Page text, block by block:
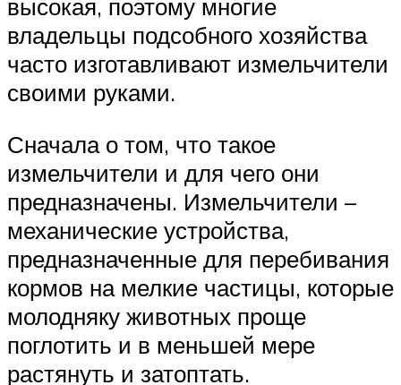
высокая, поэтому многие
владельцы подсобного хозяйства
часто изготавливают измельчители
своими руками.
Сначала о том, что такое
измельчители и для чего они
предназначены. Измельчители –
механические устройства,
предназначенные для перебивания
кормов на мелкие частицы, которые
молодняку животных проще
поглотить и в меньшей мере
растянуть и затоптать.